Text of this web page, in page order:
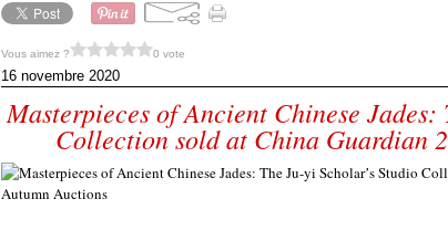
Vous aimez ? 0 vote
16 novembre 2020
Masterpieces of Ancient Chinese Jades:
Collection sold at China Guardian